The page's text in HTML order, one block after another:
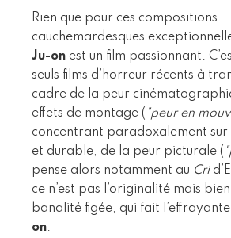
Rien que pour ces compositions
cauchemardesques
Ju-on est un film passionnant.
seuls films d’horreur récents à
cadre de la peur
effets de montage ( "peur en
concentrant paradoxalement sur
et durable, de la peur picturale (
pense alors notamment au Cri
ce n’est pas l’originalité mais
banalité figée, qui fait
on.